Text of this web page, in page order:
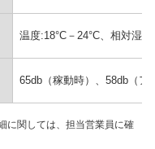
温度:18°C－24°C、相対湿
65db（稼動時）、58db（ア
に関しては、担当営業員に確